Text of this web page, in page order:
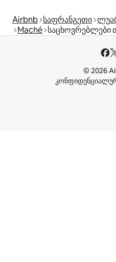
Airbnb საფრანგეთი
Maché საცხოვრებლები
© 2026